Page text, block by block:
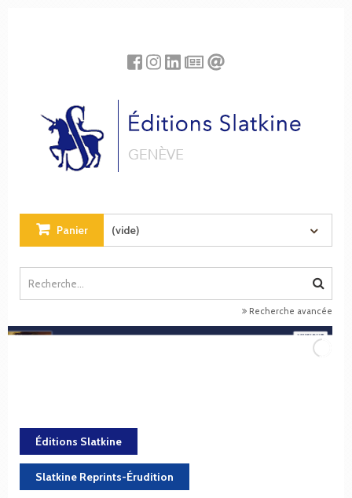
Panier (vide)
Recherche avancée
Éditions Slatkine
Slatkine Reprints-Érudition